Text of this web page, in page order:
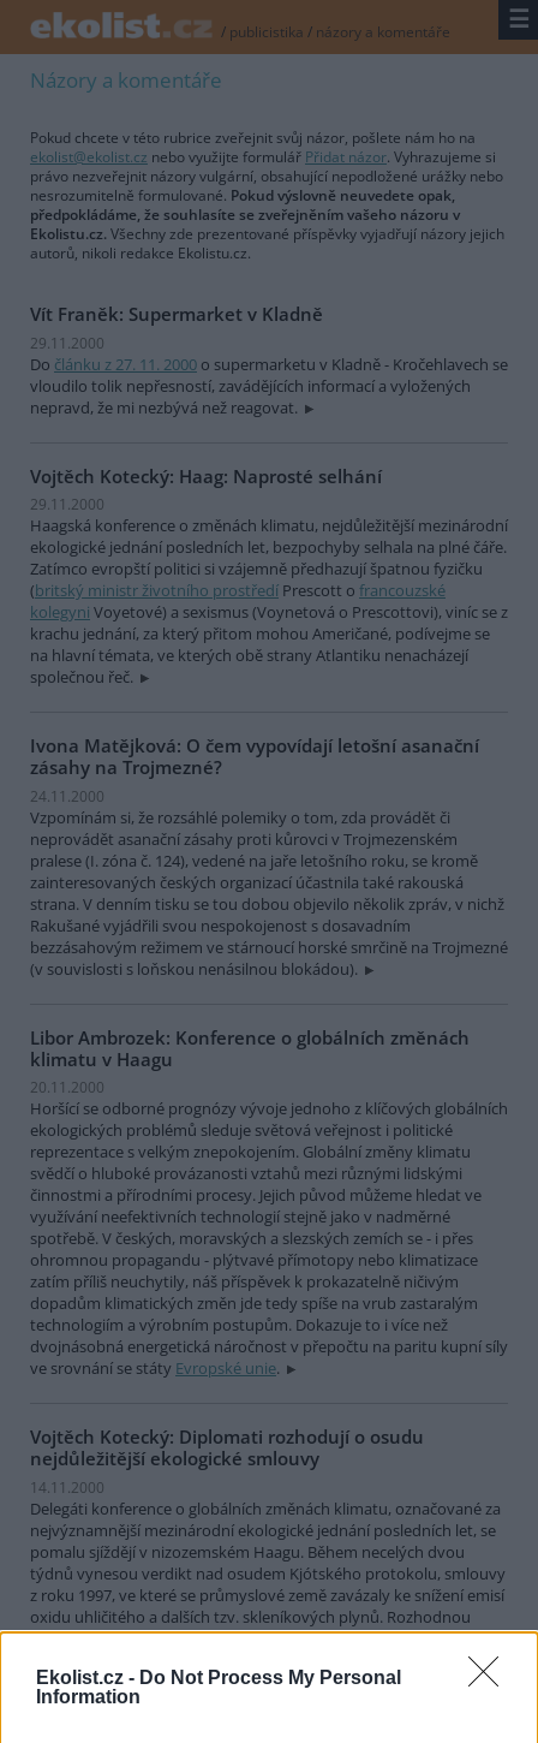
Ekolist.cz - Do Not Process My Personal
Information
/ publicistika / názory a komentáře ☰
Názory a komentáře
Pokud chcete v této rubrice zveřejnit svůj názor, pošlete nám ho na
ekolist@ekolist.cz nebo využijte formulář Přidat názor. Vyhrazujeme si
právo nezveřejnit názory vulgární, obsahující nepodložené urážky nebo
nesrozumitelně formulované. Pokud výslovně neuvedete opak,
předpokládáme, že souhlasíte se zveřejněním vašeho názoru v
Ekolistu.cz. Všechny zde prezentované příspěvky vyjadřují názory jejich
autorů, nikoli redakce Ekolistu.cz.
Vít Franěk: Supermarket v Kladně
29.11.2000
Do článku z 27. 11. 2000 o supermarketu v Kladně - Kročehlavech se
vloudilo tolik nepřesností, zavádějících informací a vyložených
nepravd, že mi nezbývá než reagovat.
Vojtěch Kotecký: Haag: Naprosté selhání
29.11.2000
Haagská konference o změnách klimatu, nejdůležitější mezinárodní
ekologické jednání posledních let, bezpochyby selhala na plné čáře.
Zatímco evropští politici si vzájemně předhazují špatnou fyzičku
(britský ministr životního prostředí Prescott o francouzské
kolegyni Voyetové) a sexismus (Voynetová o Prescottovi), viníc se z
krachu jednání, za který přitom mohou Američané, podívejme se
na hlavní témata, ve kterých obě strany Atlantiku nenacházejí
společnou řeč.
Ivona Matějková: O čem vypovídají letošní asanační
zásahy na Trojmezné?
24.11.2000
Vzpomínám si, že rozsáhlé polemiky o tom, zda provádět či
neprovádět asanační zásahy proti kůrovci v Trojmezenském
pralese (I. zóna č. 124), vedené na jaře letošního roku, se kromě
zainteresovaných českých organizací účastnila také rakouská
strana. V denním tisku se tou dobou objevilo několik zpráv, v nichž
Rakušané vyjádřili svou nespokojenost s dosavadním
bezzásahovým režimem ve stárnoucí horské smrčině na Trojmezné
(v souvislosti s loňskou nenásilnou blokádou).
Libor Ambrozek: Konference o globálních změnách
klimatu v Haagu
20.11.2000
Horšící se odborné prognózy vývoje jednoho z klíčových globálních
ekologických problémů sleduje světová veřejnost i politické
reprezentace s velkým znepokojením. Globální změny klimatu
svědčí o hluboké provázanosti vztahů mezi různými lidskými
činnostmi a přírodními procesy. Jejich původ můžeme hledat ve
využívání neefektivních technologií stejně jako v nadměrné
spotřebě. V českých, moravských a slezských zemích se - i přes
ohromnou propagandu - plýtvavé přímotopy nebo klimatizace
zatím příliš neuchytily, náš příspěvek k prokazatelně ničivým
dopadům klimatických změn jde tedy spíše na vrub zastaralým
technologiím a výrobním postupům. Dokazuje to i více než
dvojnásobná energetická náročnost v přepočtu na paritu kupní síly
ve srovnání se státy Evropské unie.
Vojtěch Kotecký: Diplomati rozhodují o osudu
nejdůležitější ekologické smlouvy
14.11.2000
Delegáti konference o globálních změnách klimatu, označované za
nejvýznamnější mezinárodní ekologické jednání posledních let, se
pomalu sjíždějí v nizozemském Haagu. Během necelých dvou
týdnů vynesou verdikt nad osudem Kjótského protokolu, smlouvy
z roku 1997, ve které se průmyslové země zavázaly ke snížení emisí
oxidu uhličitého a dalších tzv. skleníkových plynů. Rozhodnou
totiž, zda dohoda skutečně omezí znečištění, nebo zda se promění
v pouhý cár papíru. Hlavním tématem haagské konference budou
konkrétní mechanismy, kterými signatářské státy kjótské závazky
splní.